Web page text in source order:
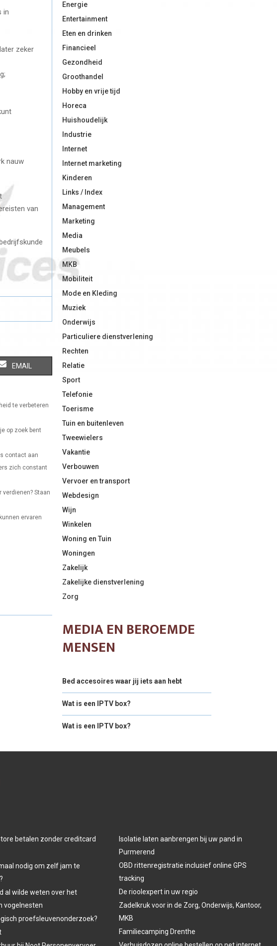
in
zeker
nauw
van
S
A
O
EMAIL
te verbeteren
op zoek bent
contact aan
zich constant
Staan
ervaren
Energie
Entertainment
Eten en drinken
Financieel
Gezondheid
Groothandel
Hobby en vrije tijd
Horeca
Huishoudelijk
Industrie
Internet
Internet marketing
Kinderen
Links / Index
Management
Marketing
Media
Meubels
MKB
Mobiliteit
Mode en Kleding
Muziek
Onderwijs
Particuliere dienstverlening
Rechten
Relatie
Sport
Telefonie
Toerisme
Tuin en buitenleven
Tweewielers
Vakantie
Verbouwen
Vervoer en transport
Webdesign
Wijn
Winkelen
Woning en Tuin
Woningen
Zakelijk
Zakelijke dienstverlening
Zorg
MEDIA EN BEROEMDE
MENSEN
Bed accesoires waar jij iets aan hebt
Wat is een IPTV box?
Wat is een IPTV box?
betalen zonder creditcard
nodig om zelf jam te
al wilde weten over het
vogelnesten
proefsleuvenonderzoek?
Isolatie laten aanbrengen bij uw pand in
Purmerend
OBD rittenregistratie inclusief online GPS
tracking
De rioolexpert in uw regio
Zadelkruk voor in de Zorg, Onderwijs, Kantoor,
MKB
Familiecamping Drenthe